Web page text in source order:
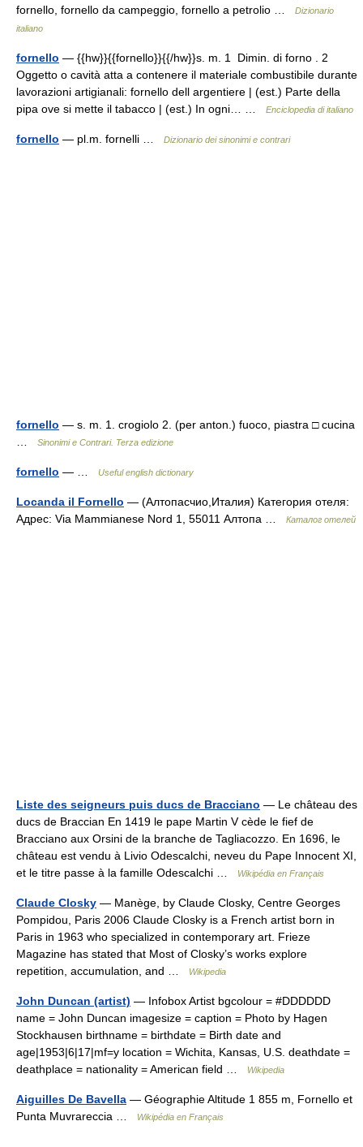
fornello, fornello da campeggio, fornello a petrolio …
Dizionario
italiano
fornello — {{hw}}{{fornello}}{{/hw}}s. m. 1 Dimin. di forno . 2
Oggetto o cavità atta a contenere il materiale combustibile durante
lavorazioni artigianali: fornello dell argentiere | (est.) Parte della
pipa ove si mette il tabacco | (est.) In ogni… …
Enciclopedia di italiano
fornello — pl.m. fornelli … Dizionario dei sinonimi e contrari
fornello — s. m. 1. crogiolo 2. (per anton.) fuoco, piastra □ cucina
Sinonimi e Contrari. Terza edizione
fornello — … Useful english dictionary
Locanda il Fornello — (Алтопасчио,Италия) Категория отеля:
Адрес: Via Mammianese Nord 1, 55011 Алтопа …
Каталог отелей
Liste des seigneurs puis ducs de Bracciano — Le château des
ducs de Braccian En 1419 le pape Martin V cède le fief de
Bracciano aux Orsini de la branche de Tagliacozzo. En 1696, le
château est vendu à Livio Odescalchi, neveu du Pape Innocent XI,
et le titre passe à la famille Odescalchi …
Wikipédia en Français
Claude Closky — Manège, by Claude Closky, Centre Georges
Pompidou, Paris 2006 Claude Closky is a French artist born in
Paris in 1963 who specialized in contemporary art. Frieze
Magazine has stated that Most of Closky’s works explore
repetition, accumulation, and …
Wikipedia
John Duncan (artist) — Infobox Artist bgcolour = #DDDDDD
name = John Duncan imagesize = caption = Photo by Hagen
Stockhausen birthname = birthdate = Birth date and
age|1953|6|17|mf=y location = Wichita, Kansas, U.S. deathdate =
deathplace = nationality = American field …
Wikipedia
Aiguilles De Bavella — Géographie Altitude 1 855 m, Fornello et
Punta Muvrareccia …
Wikipédia en Français